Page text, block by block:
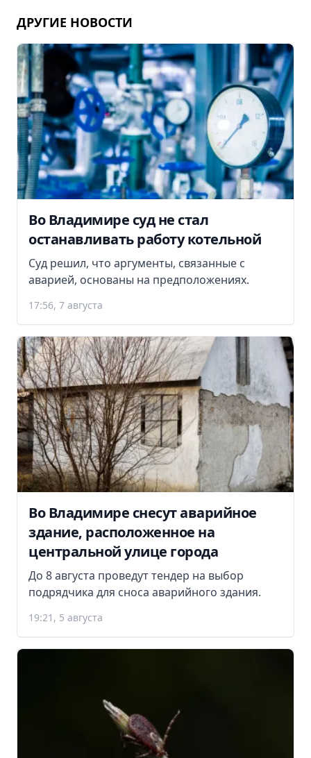
ДРУГИЕ НОВОСТИ
Во Владимире суд не стал
останавливать работу котельной
Суд решил, что аргументы, связанные с
аварией, основаны на предположениях.
17:56, 7 августа
Во Владимире снесут аварийное
здание, расположенное на
центральной улице города
До 8 августа проведут тендер на выбор
подрядчика для сноса аварийного здания.
19:21, 5 августа